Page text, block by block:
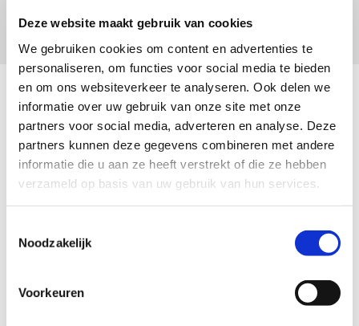
Deze website maakt gebruik van cookies
We gebruiken cookies om content en advertenties te
personaliseren, om functies voor social media te bieden
en om ons websiteverkeer te analyseren. Ook delen we
informatie over uw gebruik van onze site met onze
partners voor social media, adverteren en analyse. Deze
partners kunnen deze gegevens combineren met andere
informatie die u aan ze heeft verstrekt of die ze hebben
verzameld op basis van uw gebruik van hun services.
Noodzakelijk
Voorkeuren
De koffie en thee staan al voor u klaar.
Wij zijn gespecialiseerd in:
Fiscale zaken
selecteren wij vanuit de jaarrekening en belastingaangiften tijdig de
onderwerpen die in aanmerking komen voor bijsturing en maatwerk
Herwijnen is aangesloten bij het Register Belastingadviseurs,
waarmee de kwaliteit van de dienstverlening is gewaarborgd. Bij de